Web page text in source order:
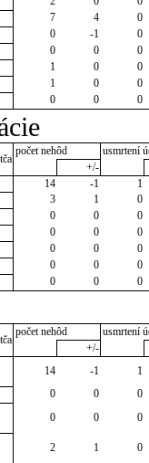
7 4
0
0 -1
0
0 0
0
1 0
0
1 0
0
0 0 0
počet nehôd
usmrtení
+/-
14 -1
1
3 1
0
0 0
0
0 0
0
0 0
0
0 0
0
0 0 0
počet nehôd
usmrtení
+/-
14 -1
1
0 0
0
0 0
0
2 1
0